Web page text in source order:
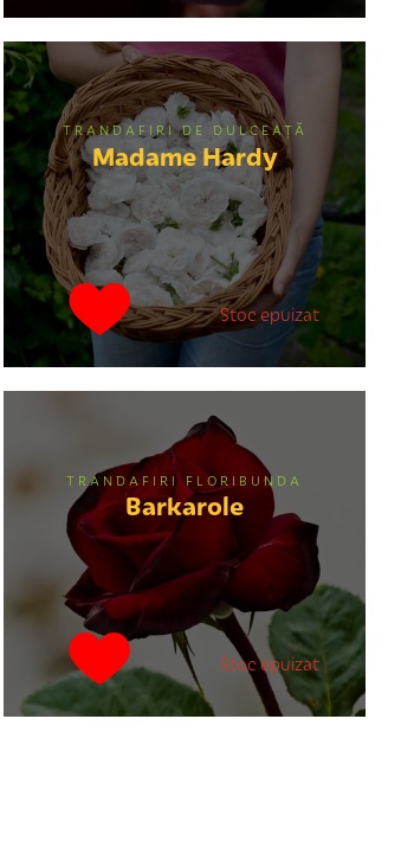
TRANDAFIRI DE DULCEAŢĂ
Madame Hardy
Stoc epuizat
TRANDAFIRI FLORIBUNDA
Barkarole
Stoc epuizat